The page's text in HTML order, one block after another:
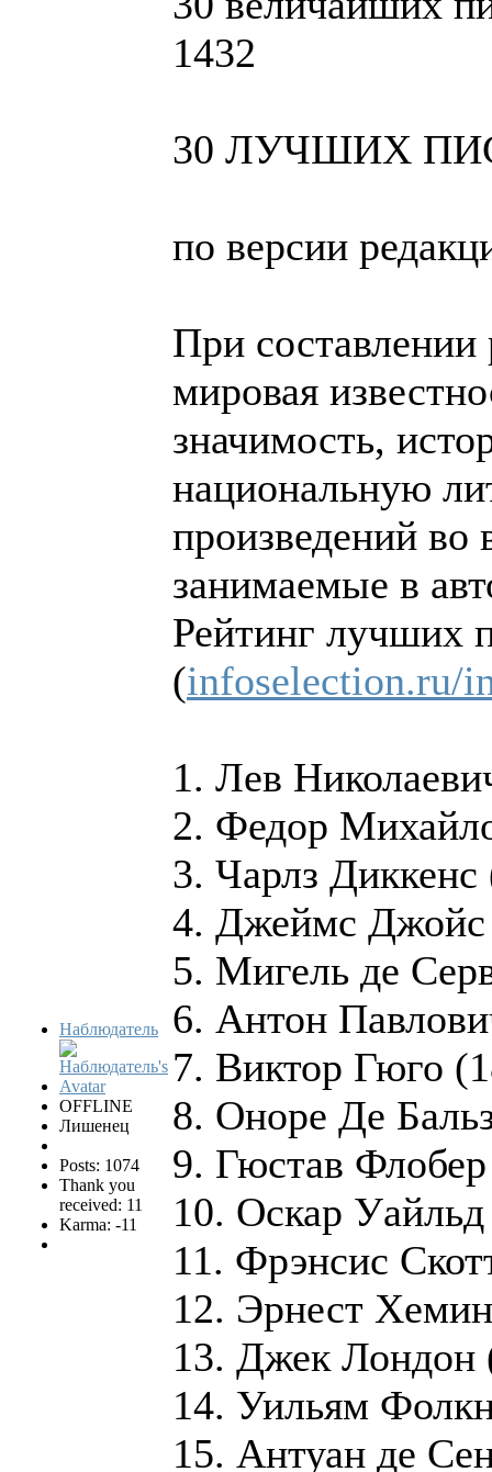
Наблюдатель
OFFLINE
Лишенец
Posts: 1074
Thank you
received: 11
Karma: -11
1432
30 ЛУЧШИХ
по версии
При
мировая
значимость,
национальную
произведений во
занимаемые в
Рейтинг лучших
(infoselection.ru/
1. Лев
2. Федор
3. Чарлз
4. Джеймс Джойс
5. Мигель де
6. Антон
7. Виктор Гюго
8. Оноре Де
9. Гюстав
10. Оскар
11. Фрэнсис
12. Эрнест
13. Джек Лондон
14. Уильям
15. Антуан де